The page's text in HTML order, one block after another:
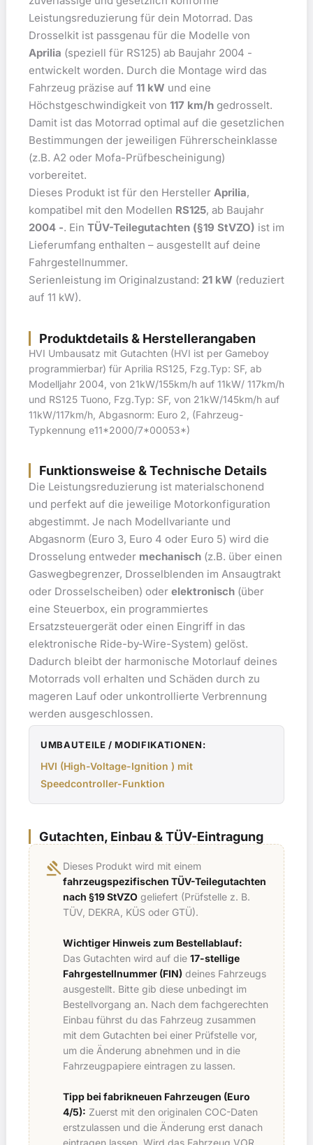
Leistungsreduzierung für dein Motorrad. Das
Drosselkit ist passgenau für die Modelle von
Aprilia (speziell für RS125) ab Baujahr 2004 -
entwickelt worden. Durch die Montage wird das
Fahrzeug präzise auf 11 kW und eine
Höchstgeschwindigkeit von 117 km/h gedrosselt.
Damit ist das Motorrad optimal auf die gesetzlichen
Bestimmungen der jeweiligen Führerscheinklasse
(z.B. A2 oder Mofa-Prüfbescheinigung)
vorbereitet.
Dieses Produkt ist für den Hersteller Aprilia,
kompatibel mit den Modellen RS125, ab Baujahr
2004 -. Ein TÜV-Teilegutachten (§19 StVZO) ist im
Lieferumfang enthalten – ausgestellt auf deine
Fahrgestellnummer.
Serienleistung im Originalzustand: 21 kW (reduziert
auf 11 kW).
Produktdetails & Herstellerangaben
HVI Umbausatz mit Gutachten (HVI ist per Gameboy
programmierbar) für Aprilia RS125, Fzg.Typ: SF, ab
Modelljahr 2004, von 21kW/155km/h auf 11kW/ 117km/h
und RS125 Tuono, Fzg.Typ: SF, von 21kW/145km/h auf
11kW/117km/h, Abgasnorm: Euro 2, (Fahrzeug-
Typkennung e11*2000/7*00053*)
Funktionsweise & Technische Details
Die Leistungsreduzierung ist materialschonend
und perfekt auf die jeweilige Motorkonfiguration
abgestimmt. Je nach Modellvariante und
Abgasnorm (Euro 3, Euro 4 oder Euro 5) wird die
Drosselung entweder mechanisch (z.B. über einen
Gaswegbegrenzer, Drosselblenden im Ansaugtrakt
oder Drosselscheiben) oder elektronisch (über
eine Steuerbox, ein programmiertes
Ersatzsteuergerät oder einen Eingriff in das
elektronische Ride-by-Wire-System) gelöst.
Dadurch bleibt der harmonische Motorlauf deines
Motorrads voll erhalten und Schäden durch zu
mageren Lauf oder unkontrollierte Verbrennung
werden ausgeschlossen.
UMBAUTEILE / MODIFIKATIONEN:
HVI (High-Voltage-Ignition ) mit
Speedcontroller-Funktion
Gutachten, Einbau & TÜV-Eintragung
gavel Dieses Produkt wird mit einem
fahrzeugspezifischen TÜV-Teilegutachten
nach §19 StVZO geliefert (Prüfstelle z. B.
TÜV, DEKRA, KÜS oder GTÜ).
Wichtiger Hinweis zum Bestellablauf:
Das Gutachten wird auf die 17-stellige
Fahrgestellnummer (FIN) deines Fahrzeugs
ausgestellt. Bitte gib diese unbedingt im
Bestellvorgang an. Nach dem fachgerechten
Einbau führst du das Fahrzeug zusammen
mit dem Gutachten bei einer Prüfstelle vor,
um die Änderung abnehmen und in die
Fahrzeugpapiere eintragen zu lassen.
Tipp bei fabrikneuen Fahrzeugen (Euro
4/5): Zuerst mit den originalen COC-Daten
erstzulassen und die Änderung erst danach
eintragen lassen. Wird das Fahrzeug VOR